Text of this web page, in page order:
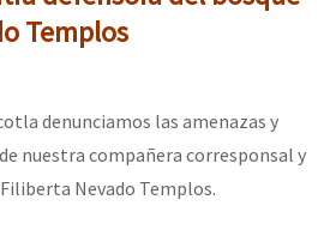
globales por la libertad de Jesús
Templos
denunciamos las amenazas y
nuestra compañera corresponsal y
Nevado Templos.